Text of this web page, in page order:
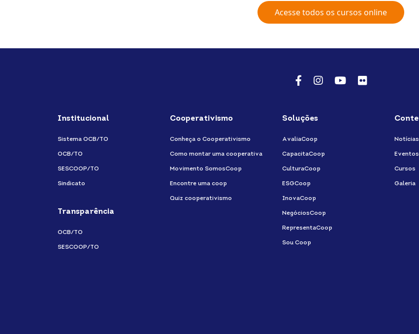
Acesse todos os cursos online
Facebook
Instagram
Youtube
Flicker
Institucional
Sistema OCB/TO
OCB/TO
SESCOOP/TO
Sindicato
Transparência
OCB/TO
SESCOOP/TO
Cooperativismo
Conheça o Cooperativismo
Como montar uma cooperativa
Movimento SomosCoop
Encontre uma coop
Quiz cooperativismo
Soluções
AvaliaCoop
CapacitaCoop
CulturaCoop
ESGCoop
InovaCoop
NegóciosCoop
RepresentaCoop
Sou Coop
Notícias
Eventos
Cursos
Galeria